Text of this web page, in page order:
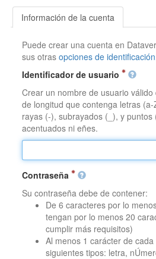
Información de la cuenta
Puede crear una cuenta en
sus otrasopciones de identificación
Identificador de usuario
Crear un nombre de usuario
de longitud que contenga letras
rayas (-), subrayados (_), y puntos
acentuados ni eñes.
Contraseña
Su contraseña debe de contener:
De 6 caracteres por lo
tengan por lo menos 20
cumplir más requisitos)
Al menos 1 carácter de
siguientes tipos: letra,